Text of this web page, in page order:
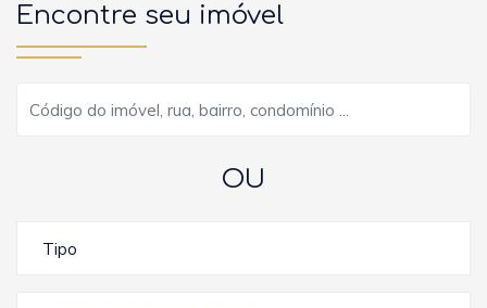
Encontre seu imóvel
OU
Tipo